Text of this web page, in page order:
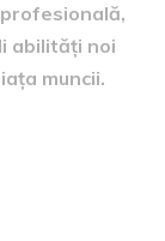
abilități noi
muncii.